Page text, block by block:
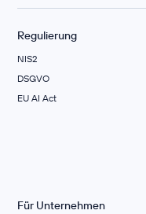
Regulierung
NIS2
DSGVO
EU AI Act
Für Unternehmen